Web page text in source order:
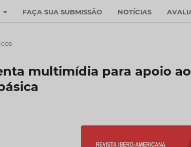
FAÇA SUA SUBMISSÃO NOTÍCIAS
multimídia para apoio ao